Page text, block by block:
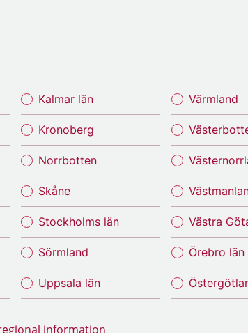
Kalmar län
Kronoberg
Norrbotten
Skåne
Stockholms län
Sörmland
Uppsala län
Värmland
Västra
Örebro län
information